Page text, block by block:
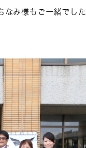
なみ様もご一緒でした